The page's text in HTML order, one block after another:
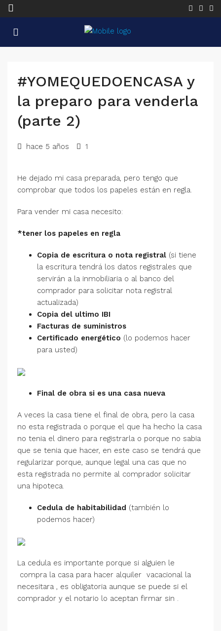
#YOMEQUEDOENCASA y
la preparo para venderla
(parte 2)
hace 5 años 1
He dejado mi casa preparada, pero tengo que
comprobar que todos los papeles están en regla.
Para vender mi casa necesito:
*tener los papeles en regla
Copia de escritura o nota registral (si tiene
la escritura tendrá los datos registrales que
servirán a la inmobiliaria o al banco del
comprador para solicitar nota registral
actualizada)
Copia del ultimo IBI
Facturas de suministros
Certificado energético (lo podemos hacer
para usted)
Final de obra si es una casa nueva
A veces la casa tiene el final de obra, pero la casa
no esta registrada o porque el que ha hecho la casa
no tenia el dinero para registrarla o porque no sabia
que se tenia que hacer, en este caso se tendrá que
regularizar porque, aunque legal una cas que no
esta registrada no permite al comprador solicitar
una hipoteca.
Cedula de habitabilidad (también lo
podemos hacer)
La cedula es importante porque si alguien le
compra la casa para hacer alquiler vacacional la
necesitara , es obligatoria aunque se puede si el
comprador y el notario lo aceptan firmar sin .